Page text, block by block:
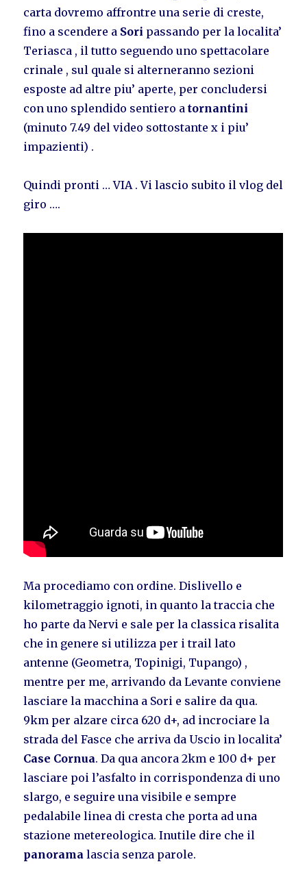
carta dovremo affrontre una serie di creste,
fino a scendere a Sori passando per la localita’
Teriasca , il tutto seguendo uno spettacolare
crinale , sul quale si alterneranno sezioni
esposte ad altre piu’ aperte, per concludersi
con uno splendido sentiero atornantini
(minuto 7.49 del video sottostante x i piu’
impazienti) .
Quindi pronti … VIA . Vi lascio subito il vlog del
giro ….
Ma procediamo con ordine. Dislivello e
kilometraggio ignoti, in quanto la traccia che
ho parte da Nervi e sale per la classica risalita
che in genere si utilizza per i trail lato
antenne (Geometra, Topinigi, Tupango) ,
mentre per me, arrivando da Levante conviene
lasciare la macchina a Sori e salire da qua.
9km per alzare circa 620 d+, ad incrociare la
strada del Fasce che arriva da Uscio in localita’
Case Cornua. Da qua ancora 2km e 100 d+ per
lasciare poi l’asfalto in corrispondenza di uno
slargo, e seguire una visibile e sempre
pedalabile linea di cresta che porta ad una
stazione metereologica. Inutile dire che il
panorama lascia senza parole.